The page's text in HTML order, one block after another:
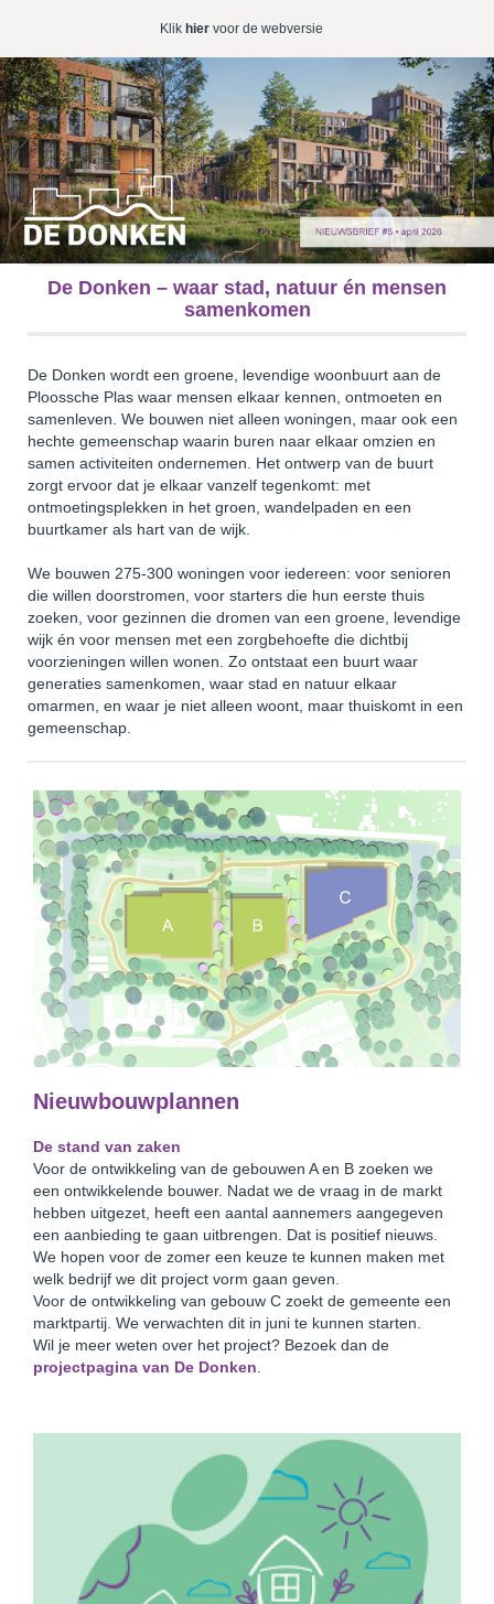
Klik hier voor de webversie
De Donken – waar stad, natuur én mensen
samenkomen
De Donken wordt een groene, levendige woonbuurt aan de
Ploossche Plas waar mensen elkaar kennen, ontmoeten en
samenleven. We bouwen niet alleen woningen, maar ook een
hechte gemeenschap waarin buren naar elkaar omzien en
samen activiteiten ondernemen. Het ontwerp van de buurt
zorgt ervoor dat je elkaar vanzelf tegenkomt: met
ontmoetingsplekken in het groen, wandelpaden en een
buurtkamer als hart van de wijk.
We bouwen 275-300 woningen voor iedereen: voor senioren
die willen doorstromen, voor starters die hun eerste thuis
zoeken, voor gezinnen die dromen van een groene, levendige
wijk én voor mensen met een zorgbehoefte die dichtbij
voorzieningen willen wonen. Zo ontstaat een buurt waar
generaties samenkomen, waar stad en natuur elkaar
omarmen, en waar je niet alleen woont, maar thuiskomt in een
gemeenschap.
Nieuwbouwplannen
De stand van zaken
Voor de ontwikkeling van de gebouwen A en B zoeken we
een ontwikkelende bouwer. Nadat we de vraag in de markt
hebben uitgezet, heeft een aantal aannemers aangegeven
een aanbieding te gaan uitbrengen. Dat is positief nieuws.
We hopen voor de zomer een keuze te kunnen maken met
welk bedrijf we dit project vorm gaan geven.
Voor de ontwikkeling van gebouw C zoekt de gemeente een
marktpartij. We verwachten dit in juni te kunnen starten.
Wil je meer weten over het project? Bezoek dan de
projectpagina van De Donken